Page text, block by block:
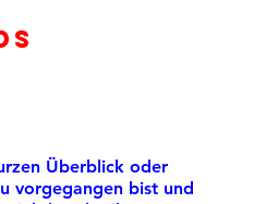
Überblick oder
vorgegangen bist und